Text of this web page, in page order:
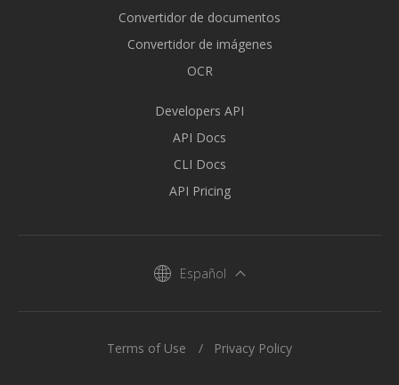
Convertidor de documentos
Convertidor de imágenes
OCR
Developers API
API Docs
CLI Docs
API Pricing
Español
Terms of Use Privacy Policy